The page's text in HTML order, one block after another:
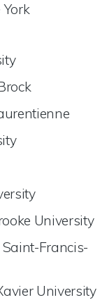
University
Francis-
University